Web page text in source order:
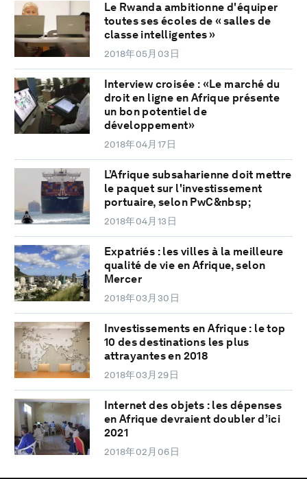
Le Rwanda ambitionne d'équiper
toutes ses écoles de « salles de
classe intelligentes »
2018年05月03日
Interview croisée : «Le marché du
droit en ligne en Afrique présente
un bon potentiel de
développement»
2018年04月17日
L’Afrique subsaharienne doit mettre
le paquet sur l'investissement
portuaire, selon PwC&nbsp;
2018年04月13日
Expatriés : les villes à la meilleure
qualité de vie en Afrique, selon
Mercer
2018年03月30日
Investissements en Afrique : le top
10 des destinations les plus
attrayantes en 2018
2018年03月29日
Internet des objets : les dépenses
en Afrique devraient doubler d’ici
2021
2018年02月06日